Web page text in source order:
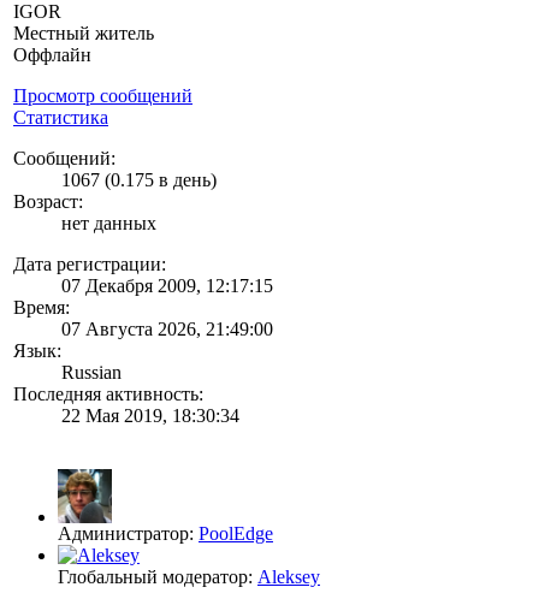
IGOR
Местный житель
Оффлайн
Просмотр сообщений
Статистика
Сообщений:
1067 (0.175 в день)
Возраст:
нет данных
Дата регистрации:
07 Декабря 2009, 12:17:15
Время:
07 Августа 2026, 21:49:00
Язык:
Russian
Последняя активность:
22 Мая 2019, 18:30:34
Администратор: PoolEdge
Глобальный модератор: Aleksey